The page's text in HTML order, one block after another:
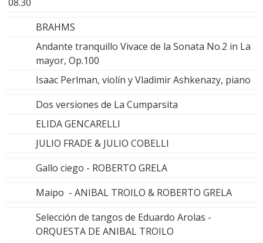
BRAHMS
Andante tranquillo Vivace de la Sonata No.2 in La
mayor, Op.100
Isaac Perlman, violín y Vladimir Ashkenazy, piano
Dos versiones de La Cumparsita
ELIDA GENCARELLI
JULIO FRADE & JULIO COBELLI
Gallo ciego - ROBERTO GRELA
Maipo - ANIBAL TROILO & ROBERTO GRELA
Selección de tangos de Eduardo Arolas -
ORQUESTA DE ANIBAL TROILO